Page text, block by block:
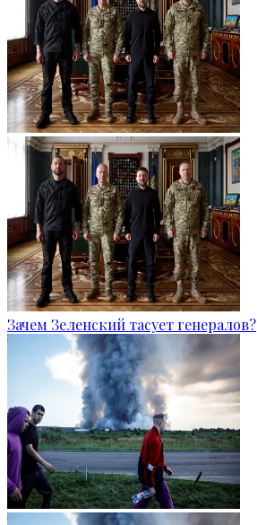
Зачем Зеленский тасует генералов?